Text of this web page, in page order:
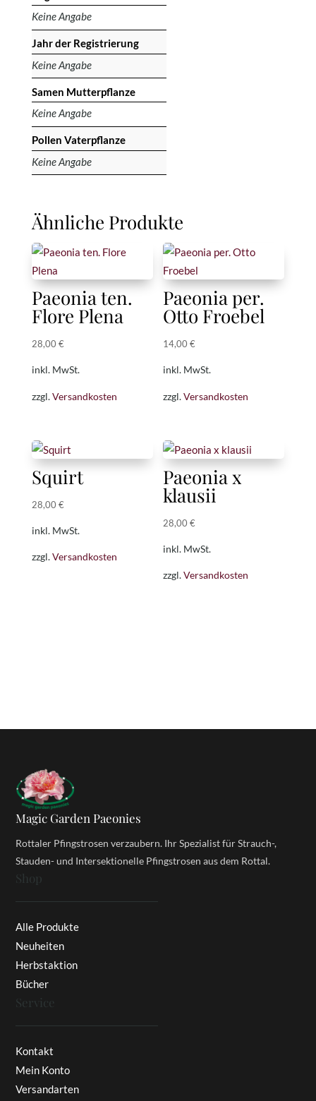
Keine Angabe
Jahr der Registrierung
Keine Angabe
Samen Mutterpflanze
Keine Angabe
Pollen Vaterpflanze
Keine Angabe
Ähnliche Produkte
Paeonia ten.
Flore Plena
28,00 €
inkl. MwSt.
zzgl.Versandkosten
Paeonia per.
Otto Froebel
14,00€
inkl. MwSt.
zzgl.Versandkosten
Squirt
28,00 €
inkl. MwSt.
zzgl.Versandkosten
Paeonia x
klausii
28,00€
inkl. MwSt.
zzgl.Versandkosten
Magic Garden Paeonies
Rottaler Pfingstrosen verzaubern. Ihr Spezialist für Strauch-,
Stauden- und Intersektionelle Pfingstrosen aus dem Rottal.
Shop
Alle Produkte
Neuheiten
Herbstaktion
Bücher
Service
Kontakt
Mein Konto
Versandarten